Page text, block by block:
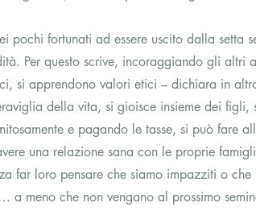
pochi fortunati ad essere uscito dalla setta
Per questo scrive, incoraggiando gli altri
si apprendono valori etici – dichiara in
della vita, si gioisce insieme dei figli,
e pagando le tasse, si può fare
una relazione sana con le proprie
far loro pensare che siamo impazziti o
a meno che non vengano al prossimo